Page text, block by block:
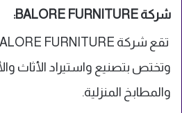
شركة BALORE FURNITURE:
وتختص بتصنيع واستيراد الأثاث
والمطابخ المنزلية.